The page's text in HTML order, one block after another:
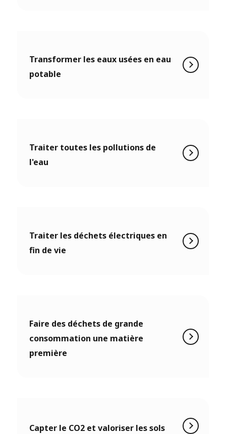
Transformer les eaux usées en eau
potable
Traiter toutes les pollutions de
l'eau
Traiter les déchets électriques en
fin de vie
Faire des déchets de grande
consommation une matière
première
Capter le CO2 et valoriser les sols